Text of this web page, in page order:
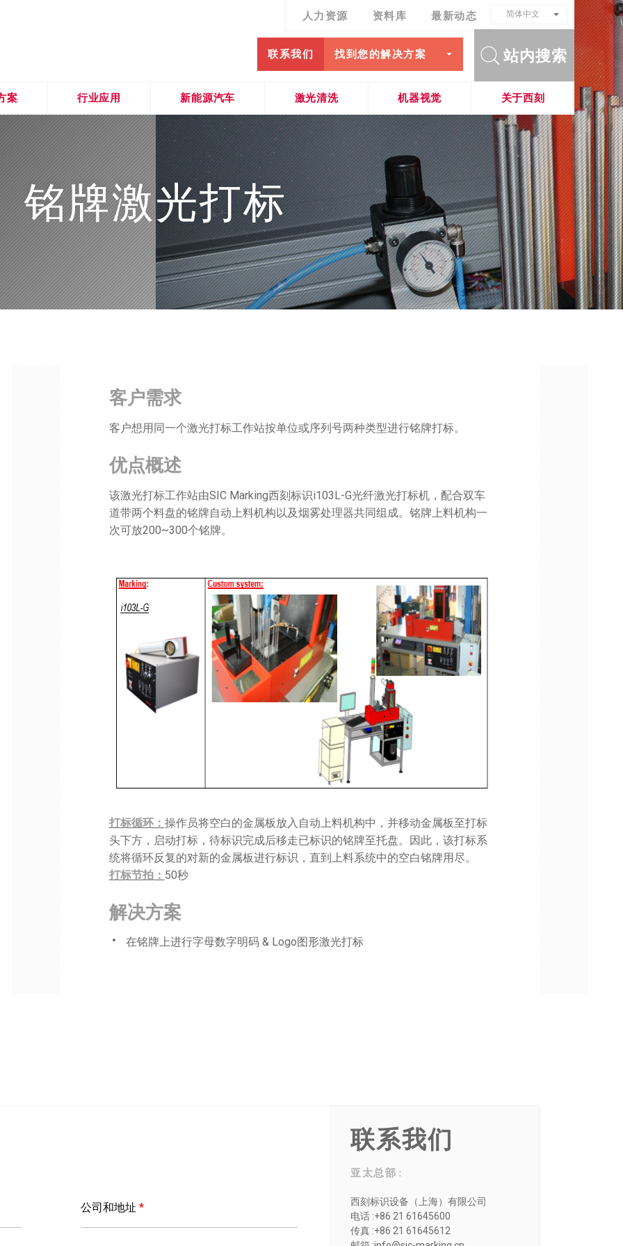
人力资源 资料库 最新动态
简体中文
English
打标技术
机器视觉
激光清洗
台式
便携式
集成式
案
集成式打标应用
独立打标工作站
可追溯打标系统
交钥匙打标系统
行业应用
传统汽车制造
农机&工程机械
金属加工行业
其他行业
航空航天行业
轨道交通
能源行业
新能源汽车
新能源电机打标
电机铜线去漆
电池打标追溯
车身VIN码刻划
车身VIN码激光
激光清洗
汇流排表面去氧化层
保险杠吸能盒螺栓孔打毛
扁线电机铜线激光去漆
汽车电控零件玻璃除胶
电池极柱焊前清洗
静音轮胎清洗
机器视觉
二维码条形码识别系统
视觉检测定位系统
明码识别系统
机器人引导系统
关于西刻
价值观
不断创新
销售网络
我们专注于: 打标与识别
联系我们 找到您的解决方案 站内搜索
铭牌激光打标
客户需求
客户想用同一个激光打标工作站按单位或序列号两种类型进行铭牌打标。
优点概述
该激光打标工作站由SIC Marking西刻标识i103L-G光纤激光打标机，配合双车
道带两个料盘的铭牌自动上料机构以及烟雾处理器共同组成。铭牌上料机构一
次可放200~300个铭牌。
打标循环： 操作员将空白的金属板放入自动上料机构中，并移动金属板至打标
头下方，启动打标，待标识完成后移走已标识的铭牌至托盘。因此，该打标系
统将循环反复的对新的金属板进行标识，直到上料系统中的空白铭牌用尽。
打标节拍： 50秒
解决方案
在铭牌上进行字母数字明码 & Logo图形激光打标
公司和地址*
联系我们
亚太总部 :
西刻标识设备（上海）有限公司
电话 :+86 21 61645600
传真 :+86 21 61645612